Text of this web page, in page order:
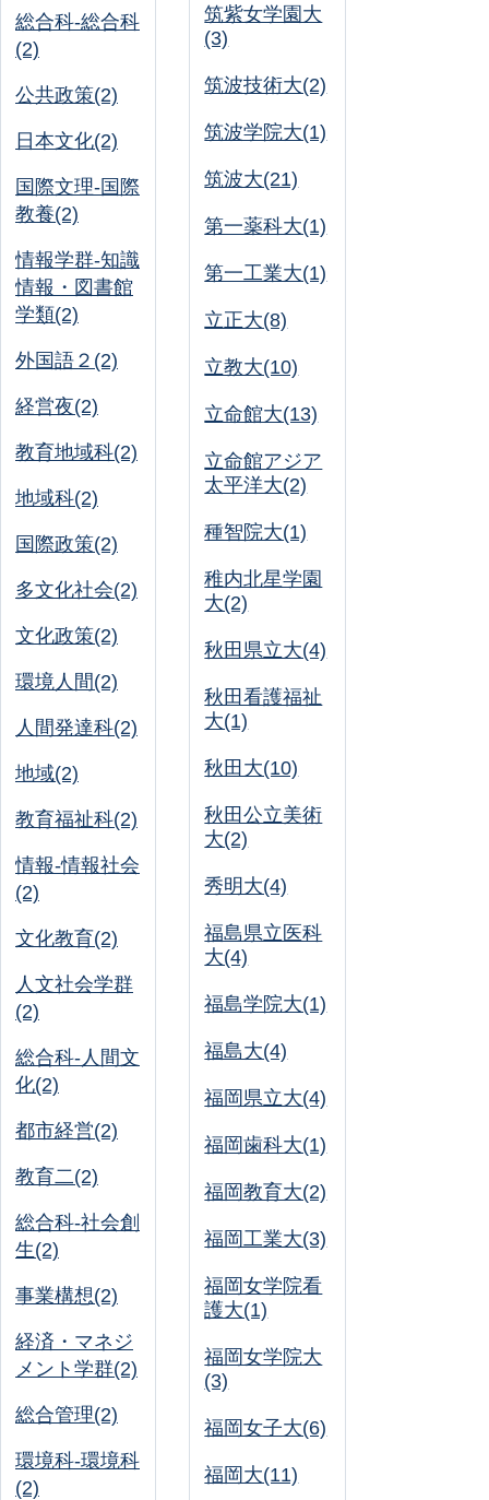
総合科-総合科
(2)
公共政策(2)
日本文化(2)
国際文理-国際
教養(2)
情報学群-知識
情報・図書館
学類(2)
外国語２(2)
経営夜(2)
教育地域科(2)
地域科(2)
国際政策(2)
多文化社会(2)
文化政策(2)
環境人間(2)
人間発達科(2)
地域(2)
教育福祉科(2)
情報-情報社会
(2)
文化教育(2)
人文社会学群
(2)
総合科-人間文
化(2)
都市経営(2)
教育二(2)
総合科-社会創
生(2)
事業構想(2)
経済・マネジ
メント学群(2)
総合管理(2)
環境科-環境科
(2)
筑紫女学園大
(3)
筑波技術大(2)
筑波学院大(1)
筑波大(21)
第一薬科大(1)
第一工業大(1)
立正大(8)
立教大(10)
立命館大(13)
立命館アジア
太平洋大(2)
種智院大(1)
稚内北星学園
大(2)
秋田県立大(4)
秋田看護福祉
大(1)
秋田大(10)
秋田公立美術
大(2)
秀明大(4)
福島県立医科
大(4)
福島学院大(1)
福島大(4)
福岡県立大(4)
福岡歯科大(1)
福岡教育大(2)
福岡工業大(3)
福岡女学院看
護大(1)
福岡女学院大
(3)
福岡女子大(6)
福岡大(11)